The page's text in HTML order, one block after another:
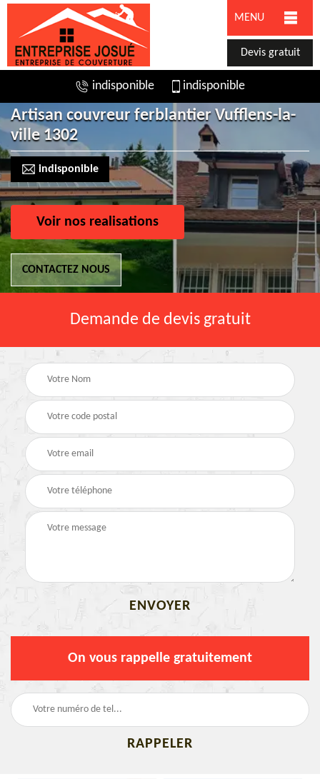
MENU
Devis gratuit
indisponible indisponible
Artisan couvreur ferblantier Vufflens-la-
ville 1302
indisponible
Voir nos realisations
CONTACTEZ NOUS
Demande de devis gratuit
On vous rappelle gratuitement